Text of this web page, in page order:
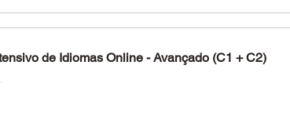
de Idiomas Online - Avançado (C1 + C2)